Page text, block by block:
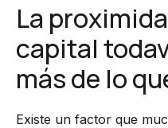
La
capital
más de lo
Existe un factor que